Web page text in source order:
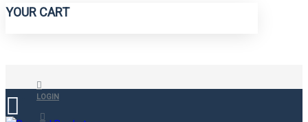
YOUR CART
LOGIN